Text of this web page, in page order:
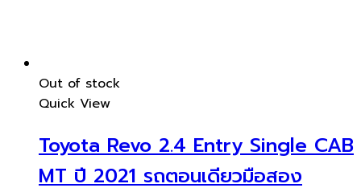
Out of stock
Quick View
Toyota Revo 2.4 Entry Single CAB
MT ปี 2021 รถตอนเดียวมือสอง